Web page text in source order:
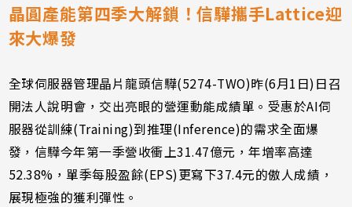
晶圓產能第四季大解鎖！信驊攜手Lattice迎
來大爆發
全球伺服器管理晶片龍頭信驊(5274-TWO)昨(6月1日)日召
開法人說明會，交出亮眼的營運動能成績單。受惠於AI伺
服器從訓練(Training)到推理(Inference)的需求全面爆
發，信驊今年第一季營收衝上31.47億元，年增率高達
52.38%，單季每股盈餘(EPS)更寫下37.4元的傲人成績，
展現極強的獲利彈性。